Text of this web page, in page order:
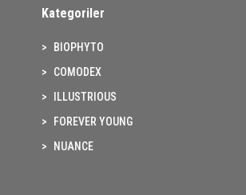
Kategoriler
BIOPHYTO
COMODEX
ILLUSTRIOUS
FOREVER YOUNG
NUANCE